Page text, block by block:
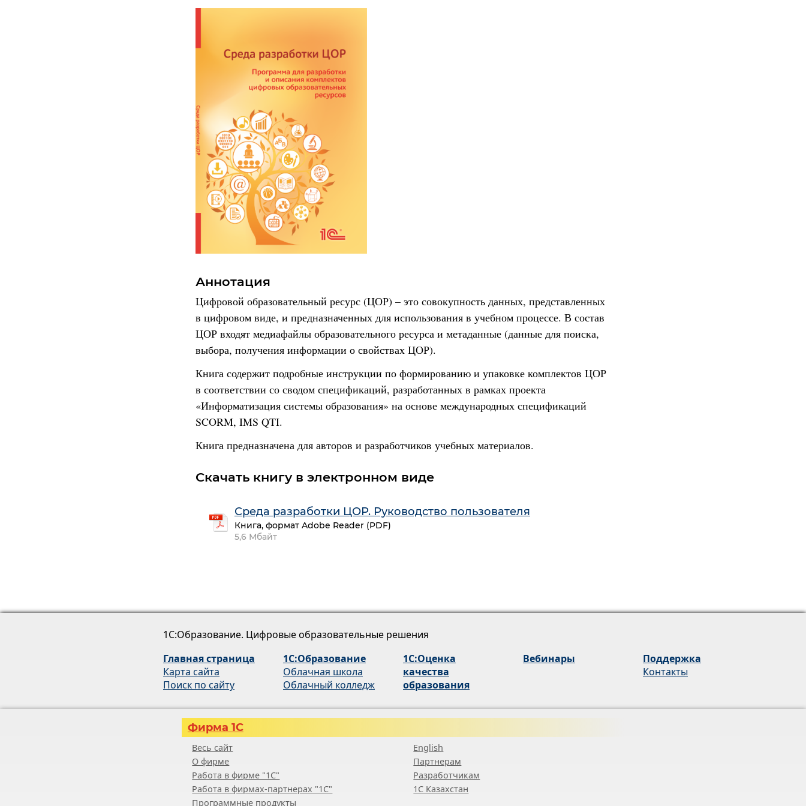
Аннотация
Цифровой образовательный ресурс (ЦОР) – это совокупность данных, представленных
в цифровом виде, и предназначенных для использования в учебном процессе. В состав
ЦОР входят медиафайлы образовательного ресурса и метаданные (данные для поиска,
выбора, получения информации о свойствах ЦОР).
Книга содержит подробные инструкции по формированию и упаковке комплектов ЦОР
в соответствии со сводом спецификаций, разработанных в рамках проекта
«Информатизация системы образования» на основе международных спецификаций
SCORM, IMS QTI.
Книга предназначена для авторов и разработчиков учебных материалов.
Скачать книгу в электронном виде
Среда разработки ЦОР. Руководство пользователя
Книга, формат Adobe Reader (PDF)
5,6 Мбайт
1С:Образование. Цифровые образовательные решения
Главная страница
Карта сайта
Поиск по сайту
1С:Образование
Облачная школа
Облачный колледж
1С:Оценка
качества
образования
Вебинары
Поддержка
Контакты
Фирма 1С
Весь сайт
О фирме
Работа в фирме "1С"
Работа в фирмах-партнерах "1С"
Программные продукты
English
Партнерам
Разработчикам
1С Казахстан